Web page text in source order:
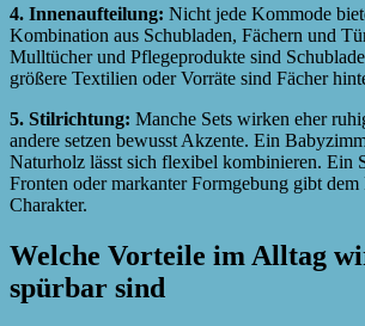
4. Innenaufteilung: Nicht jede Kommode
Kombination aus Schubladen, Fächern und
Mulltücher und Pflegeprodukte sind
größere Textilien oder Vorräte sind Fächer
5. Stilrichtung: Manche Sets wirken eher
andere setzen bewusst Akzente. Ein
Naturholz lässt sich flexibel kombinieren. Ein
Fronten oder markanter Formgebung gibt dem
Charakter.
Welche Vorteile im Alltag
spürbar sind